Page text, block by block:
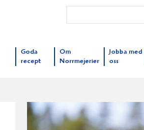
Goda
recept
Om
Norrmejerier
Jobba med
oss